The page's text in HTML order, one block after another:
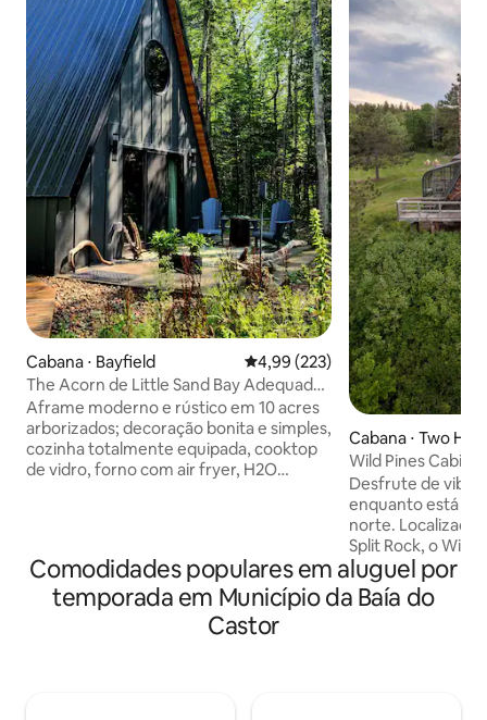
Cabana ⋅ Bayfield 4,99 de uma avaliação média de
4,99 (223)
The Acorn de Little Sand Bay Adequado
para cães
Aframe moderno e rústico em 10 acres
arborizados; decoração bonita e simples,
cozinha totalmente equipada, cooktop
de vidro, forno com air fryer, H2O
são fornecidos. Cama king size no loft e
NOVA cama king size de espuma de
memória no andar principal. Smart TV,
Cabana ⋅ Two
Wild Pines
de A com vista
Desfrute de
enquanto está
norte. Localizado
Split Rock, o Wild
estrutura em
completamente
topo de 40 acres
Comodidades populares em aluguel por
temporada em Município da Baía do
Castor